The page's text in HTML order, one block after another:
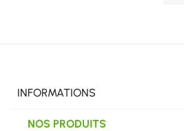
INFORMATIONS
NOS PRODUITS